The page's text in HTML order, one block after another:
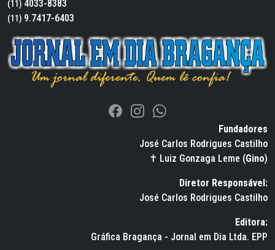
(11) 4033-8383
(11) 9.7417-6403
Fundadores
José Carlos Rodrigues Castilho
✝ Luiz Gonzaga Leme (Gino)
Diretor Responsável:
José Carlos Rodrigues Castilho
Editora:
Gráfica Bragança - Jornal em Dia Ltda. EPP